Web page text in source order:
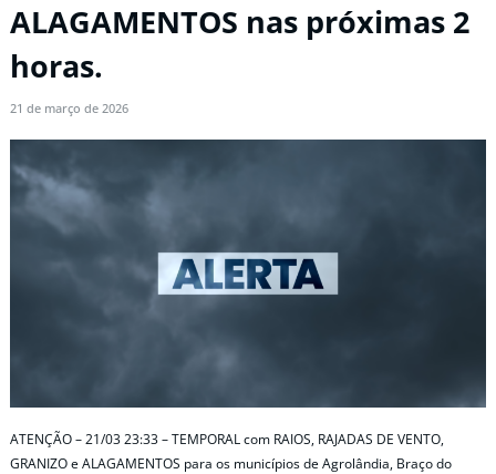
ALAGAMENTOS nas próximas 2
horas.
21 de março de 2026
ATENÇÃO – 21/03 23:33 – TEMPORAL com RAIOS, RAJADAS DE VENTO,
GRANIZO e ALAGAMENTOS para os municípios de Agrolândia, Braço do